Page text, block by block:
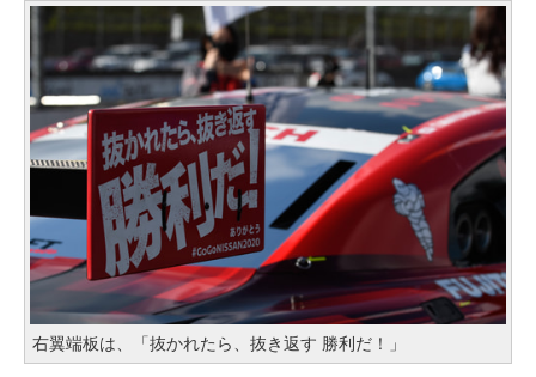
右翼端板は、「抜かれたら、抜き返す 勝利だ！」